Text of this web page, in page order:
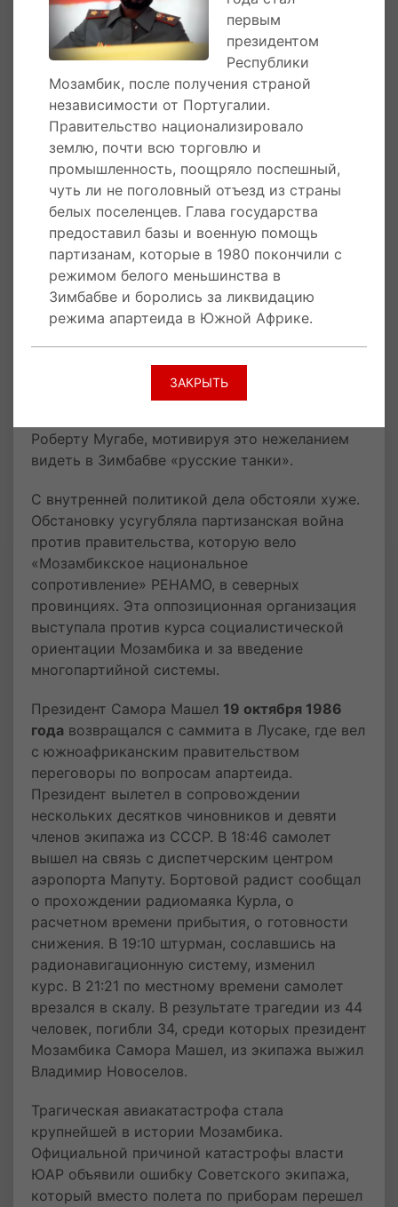
Во внешней политике Самора Машел
поддерживал отношения с
социалистическими странами. Встречался с
Фиделем Кастро, Тома Санкарой, Менигусту
Хайле Мариамом, Леонидом Брежневым,
Юрием Андроповым, Эрихом Хонеккером,
Тодором Живковым, Юмжагийном
Цэдэнбалом, Ким Ир Сеном, Николае
Чаушеску и Михаилом Горбачевым. Имел
встречу также с президентом Соединенных
Штатов Америки Рональдом Рейганом.
Политик посетил также Францию,
Великобританию, Бельгию, Нидерланды.
Государства стали основным покупателем
связей с бывшей метрополией и в 1983 году,
посетив Португалию, заключил с ней договор
Роберту Мугабе, мотивируя это нежеланием
видеть в Зимбабве «русские танки».
С внутренней политикой дела обстояли хуже.
Обстановку усугубляла партизанская война
против правительства, которую вело
«Мозамбикское национальное
сопротивление» РЕНАМО, в северных
провинциях. Эта оппозиционная организация
выступала против курса социалистической
ориентации Мозамбика и за введение
многопартийной системы.
Президент Самора Машел 19 октября 1986
года возвращался с саммита в Лусаке, где вел
с южноафриканским правительством
переговоры по вопросам апартеида.
Президент вылетел в сопровождении
нескольких десятков чиновников и девяти
членов экипажа из СССР. В 18:46 самолет
вышел на связь с диспетчерским центром
аэропорта Мапуту. Бортовой радист сообщал
о прохождении радиомаяка Курла, о
расчетном времени прибытия, о готовности
снижения. В 19:10 штурман, сославшись на
радионавигационную систему, изменил
курс. В 21:21 по местному времени самолет
врезался в скалу. В результате трагедии из 44
человек, погибли 34, среди которых президент
Мозамбика Самора Машел, из экипажа выжил
Владимир Новоселов.
Трагическая авиакатастрофа стала
крупнейшей в истории Мозамбика.
Официальной причиной катастрофы власти
ЮАР объявили ошибку Советского экипажа,
который вместо полета по приборам перешел
первым
президентом
Республики
Мозамбик, после получения страной
независимости от Португалии.
Правительство национализировало
землю, почти всю торговлю и
промышленность, поощряло поспешный,
чуть ли не поголовный отъезд из страны
белых поселенцев. Глава государства
предоставил базы и военную помощь
партизанам, которые в 1980 покончили с
режимом белого меньшинства в
Зимбабве и боролись за ликвидацию
режима апартеида в Южной Африке.
ЗАКРЫТЬ